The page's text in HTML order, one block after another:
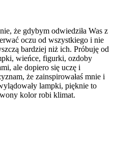
że gdybym odwiedziła Was z
oczu od wszystkiego i nie
bardziej niż ich. Próbuję od
wieńce, figurki, ozdoby
ale dopiero się uczę i
że zainspirowałaś mnie i
lampki, pięknie to
kolor robi klimat.